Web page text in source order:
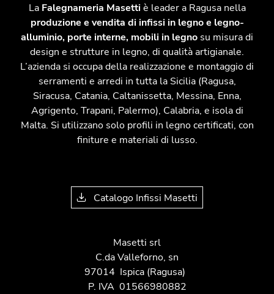
La Falegnameria Masettiè leader a Ragusa nella
produzione e vendita di infissi in legno e legno-
alluminio, porte interne, mobili in legno su misura di
design e strutture in legno, di qualità artigianale.
L’azienda si occupa della realizzazione e montaggio di
serramenti e arredi in tutta la Sicilia (Ragusa,
Siracusa, Catania, Caltanissetta, Messina, Enna,
Agrigento, Trapani, Palermo), Calabria, e isola di
Malta. Si utilizzano solo profili in legno certificati, con
finiture e materiali di lusso.
Catalogo Infissi Masetti
Masetti srl
C.da Valleforno, sn
97014 Ispica(Ragusa)
P. IVA 01566980882